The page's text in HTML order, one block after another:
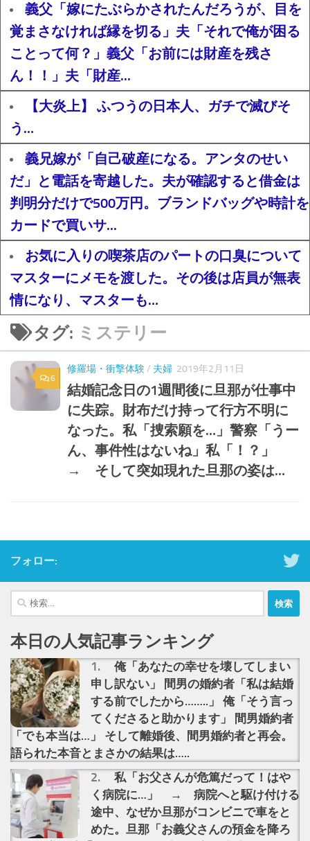
義父「嫁にたぶらかされたんだろうが、目を
覚まさなければ縁を切る」夫「それで俺が困る
ことって何？」義父「お前には財産を残さ
ん！！」夫「財産...
【大炎上】 ふつうの日本人、ガチで滅びそ
う…
義兄嫁が「自己破産になる。アンタのせい
だ」と電話を寄越した。夫が確認すると借金は
判明分だけで500万円。ブランドバッグや時計を
カードで買いサ...
お気に入りの喫茶店のパートの口臭について
マスターにメモを渡した。その後は店員が無表
情になり、マスターも…
タグ: ミステリー
6
修羅場・衝撃体験/ 夫婦 2019年2月11日
結婚記念日の1週間後に旦那が仕事中
に失踪。財布だけ持って行方不明に
なった。私「捜索願を…」警察「うー
ん、事件性はないね」私「！？」
→ そして突如現れた旦那の姿は…
フォロー:
検
索:
本日の人気記事ランキング
俺「あなたの幸せを壊してしまい
申し訳ない」 間男の婚約者「私は結婚
する前でしたから……..」 俺「そう言っ
てくださると助かります」 間男婚約者
「でも本当は…」 そして離婚後、間男婚約者と再会。
語られた本音とまさかの結果は…..
私「お父さんが危篤だって！はや
く病院に…」 → 病院へと駆け付ける
途中、なぜか旦那がコンビニで車をと
めた。旦那「お義父さんの預金を降ろ